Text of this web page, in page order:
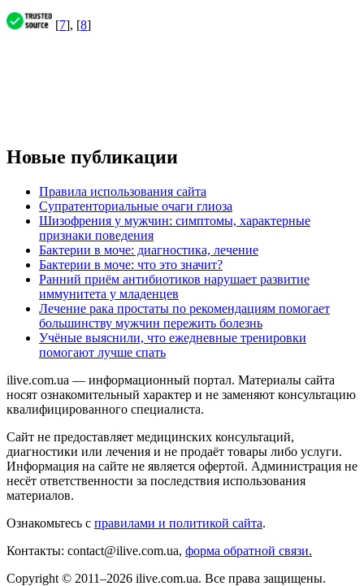
[7], [8]
Новые публикации
Правила использования сайта
Супратенториальные очаги глиоза
Шизофрения у мужчин: симптомы, характерные
признаки поведения
Бактерии в моче: диагностика, лечение
Бактерии в моче: что это значит?
Ранний приём антибиотиков нарушает развитие
иммунитета у младенцев
Лечение рака простаты по рекомендациям помогает
большинству мужчин пережить болезнь
Учёные выяснили, что ежедневные тренировки
помогают лучше спать
ilive.com.ua — информационный портал. Материалы сайта
носят ознакомительный характер и не заменяют консультацию
квалифицированного специалиста.
Сайт не предоставляет медицинских консультаций,
диагностики или лечения и не продаёт товары либо услуги.
Информация на сайте не является офертой. Администрация не
несёт ответственности за последствия использования
материалов.
Ознакомьтесь с правилами и политикой сайта.
Контакты: contact@ilive.com.ua, форма обратной связи.
Copyright © 2011–2026 ilive.com.ua. Все права защищены.